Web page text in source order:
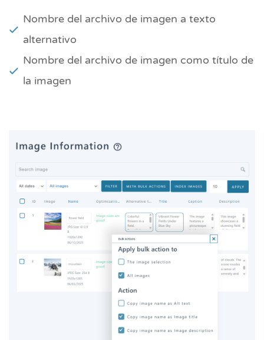
Nombre del archivo de imagen a texto
alternativo
Nombre del archivo de imagen como título de
la imagen